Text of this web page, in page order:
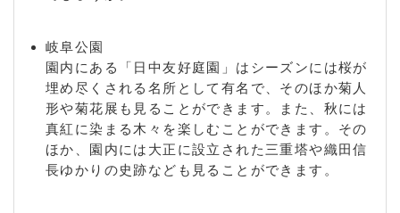
/ 香蘭 / 金町 / 九重町 / 小西郷 / 五反田町 / 五坪 / 五
御望 / コモンヒルズ北山 / 小柳町 / 権現町 / 近島 / 西
後町 / 境川 / 坂井町 / 栄新町 / 栄枝町 / 鷺山 / 鷺山北
町 / 鷺山清洲町 / 鷺山新町 / 鷺山緑ケ丘 / 鷺山緑ケ丘
新町 / 鷺山向井町 / 鷺山東 / 佐久間町 / 桜木町 / 桜通
/ 笹土居町 / 早苗町 / 佐野 / 三番町 / 塩町 / 敷島町 /
静が丘町 / 尻毛 / 渋谷町 / 島栄町 / 島新町 / 島田 / 島
田中町 / 島田東町 / 島田西町 / 島原町 / 下鵜飼 / 下大
岐阜公園
園内にある「日中友好庭園」はシーズンには桜が
埋め尽くされる名所として有名で、そのほか菊人
形や菊花展も見ることができます。また、秋には
真紅に染まる木々を楽しむことができます。その
ほか、園内には大正に設立された三重塔や織田信
長ゆかりの史跡なども見ることができます。